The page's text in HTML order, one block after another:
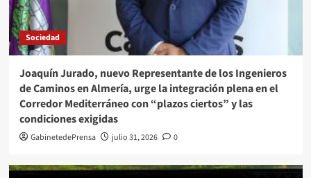
Sociedad
Joaquín Jurado, nuevo Representante de los Ingenieros
de Caminos en Almería, urge la integración plena en el
Corredor Mediterráneo con “plazos ciertos” y las
condiciones exigidas
GabinetedePrensa julio 31, 2026 0